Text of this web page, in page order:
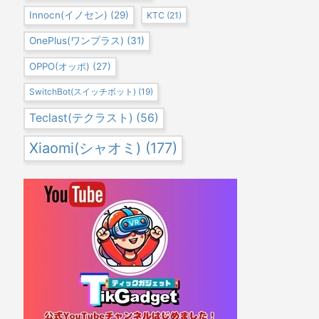
Innocn(イノセン) (29) KTC (21)
OnePlus(ワンプラス) (31)
OPPO(オッポ) (27)
SwitchBot(スイッチボット) (19)
Teclast(テクラスト) (56)
Xiaomi(シャオミ) (177)